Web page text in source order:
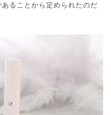
ることから定められたのだ